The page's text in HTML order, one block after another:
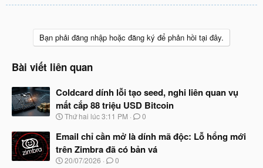
Bạn phải đăng nhập hoặc đăng ký để phản hồi tại đây.
Bài viết liên quan
Coldcard dính lỗi tạo seed, nghi liên quan vụ
mất cắp 88 triệu USD Bitcoin
N
à
b
ắ
Thứ hai lúc 3:11 PM 0
Email chỉ cần mở là dính mã độc: Lỗ hổng mới
trên Zimbra đã có bản vá
N
20/07/2026 0